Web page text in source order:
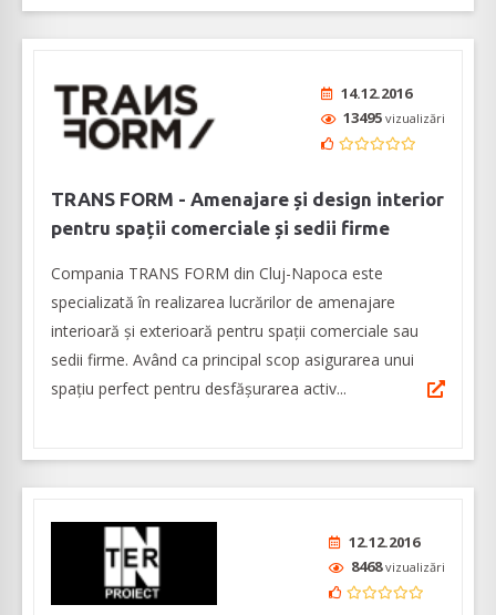
14.12.2016
13495 vizualizări
TRANS FORM - Amenajare și design interior
pentru spații comerciale și sedii firme
Compania TRANS FORM din Cluj-Napoca este
specializată în realizarea lucrărilor de amenajare
interioară și exterioară pentru spații comerciale sau
sedii firme. Având ca principal scop asigurarea unui
spațiu perfect pentru desfășurarea activ...
12.12.2016
8468vizualizări